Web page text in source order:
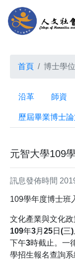
首頁 博士學
沿革 師資
歷屆畢業博士
元智大學109
訊息發佈時間
109學年度博士班
文化產業與文化
109年3月25日(三
下午3時截止。一
學招生報名查詢系